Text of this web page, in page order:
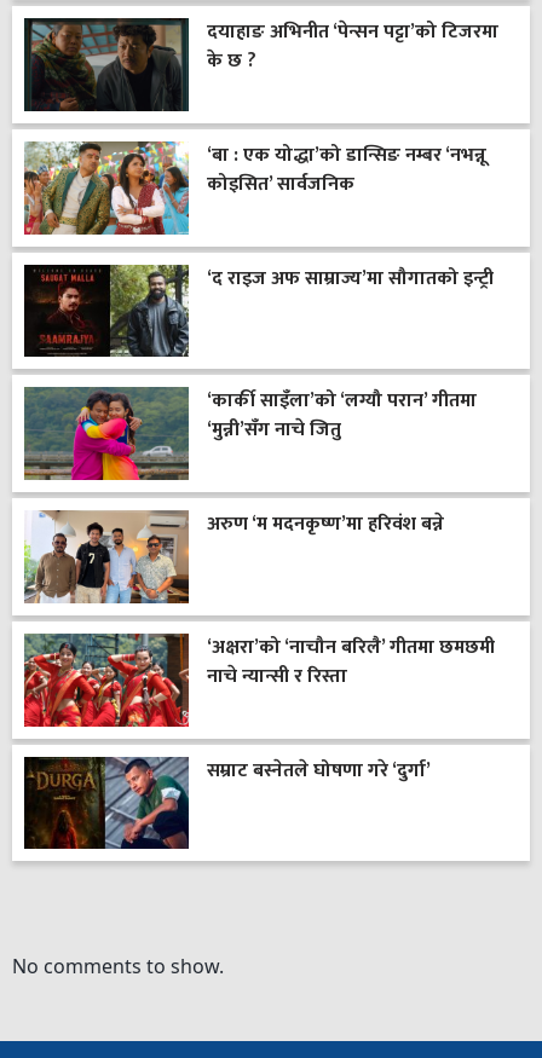
दयाहाङ अभिनीत ‘पेन्सन पट्टा’को टिजरमा
के छ ?
‘बा : एक योद्धा’को डान्सिङ नम्बर ‘नभन्नू
कोइसित’ सार्वजनिक
‘द राइज अफ साम्राज्य’मा सौगातको इन्ट्री
‘कार्की साइँला’को ‘लग्यौ परान’ गीतमा
‘मुन्नी’सँग नाचे जितु
अरुण ‘म मदनकृष्ण’मा हरिवंश बन्ने
‘अक्षरा’को ‘नाचौन बरिलै’ गीतमा छमछमी
नाचे न्यान्सी र रिस्ता
सम्राट बस्नेतले घोषणा गरे ‘दुर्गा’
No comments to show.